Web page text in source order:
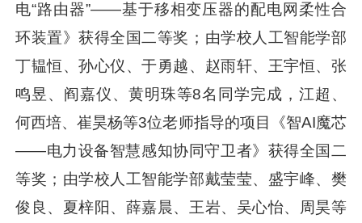
电“路由器”——基于移相变压器的配电网柔性合
环装置》获得全国二等奖；由学校人工智能学部
丁韫恒、孙心仪、于勇越、赵雨轩、王宇恒、张
鸣昱、阎嘉仪、黄明珠等8名同学完成，江超、
何西培、崔昊杨等3位老师指导的项目《智AI魔芯
——电力设备智慧感知协同守卫者》获得全国二
等奖；由学校人工智能学部戴莹莹、盛宇峰、樊
俊良、夏梓阳、薛嘉晨、王岩、吴心怡、周昊等